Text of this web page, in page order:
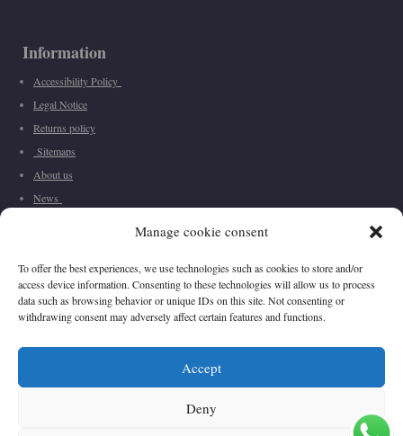
Manage cookie consent
To offer the best experiences, we use technologies such as cookies to store and/or
access device information. Consenting to these technologies will allow us to process
data such as browsing behavior or unique IDs on this site. Not consenting or
withdrawing consent may adversely affect certain features and functions.
Accept
Deny
Information
Accessibility Policy
Legal Notice
Returns policy
Sitemaps
About us
News
Contact
📍Calle Monsalvez 35, Sevilla
España
✉
Vivas Carrion